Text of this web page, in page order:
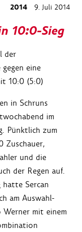
2014 9. Juli 2014
10:0-Sieg
der
eine
10:0 (5:0)
in Schruns
im
Pünktlich zum
Zuschauer,
und die
der Regen auf.
hatte Sercan
am Auswahl-
Werner mit einem